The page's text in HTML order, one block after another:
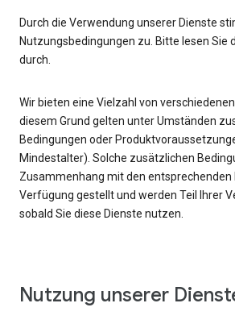
Durch die Verwendung unserer Dienste
Nutzungsbedingungen zu. Bitte lesen Sie
durch.
Wir bieten eine Vielzahl von
diesem Grund gelten unter Umständen
Bedingungen oder
Mindestalter). Solche zusätzlichen
Zusammenhang mit den entsprechenden
Verfügung gestellt und werden Teil Ihrer
sobald Sie diese Dienste nutzen.
Nutzung unserer